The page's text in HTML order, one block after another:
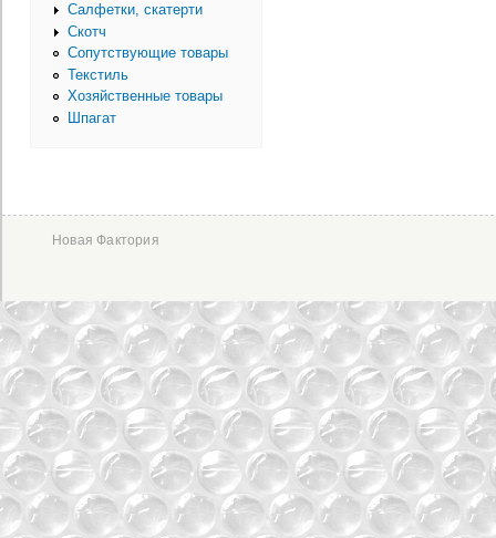
Салфетки, скатерти
Скотч
Сопутствующие товары
Текстиль
Хозяйственные товары
Шпагат
Новая Фактория